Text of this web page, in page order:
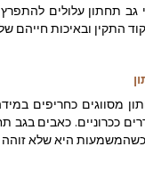
גב תחתון עלולים
התקין ובאיכות חייהם
מסווגים כחריפים
ככרוניים. כאבים בגב
היא שלא זוהה